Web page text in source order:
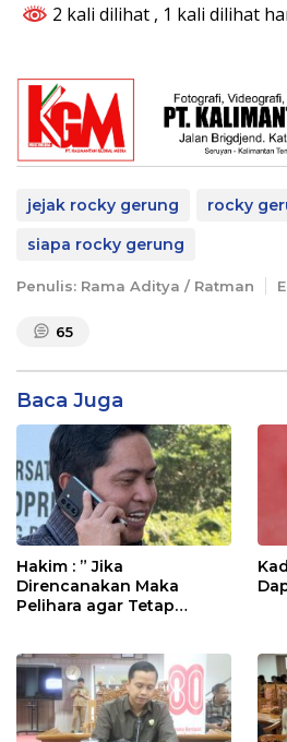
2 kali dilihat , 1 kali dilihat
jejak rocky gerung
rocky
siapa rocky gerung
Penulis: Rama Aditya / Ratman
65
Baca Juga
Hakim : ” Jika
Direncanakan Maka
Pelihara agar Tetap